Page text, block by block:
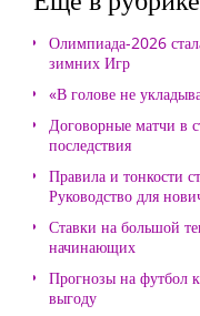
Олимпиада-2026
зимних Игр
«В голове не
Договорные матчи в
последствия
Правила и тонкости
Руководство для
Ставки на большой
начинающих
Прогнозы на футбол
выгоду